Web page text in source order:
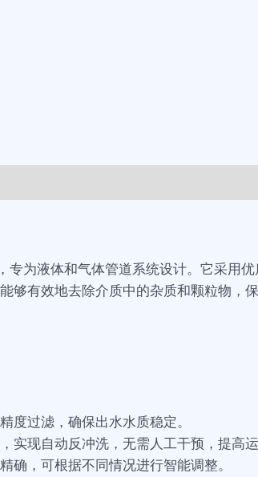
专为液体和气体管道系统设计。它采用
够有效地去除介质中的杂质和颗粒物，
度过滤，确保出水水质稳定。
实现自动反冲洗，无需人工干预，提高运
确，可根据不同情况进行智能调整。